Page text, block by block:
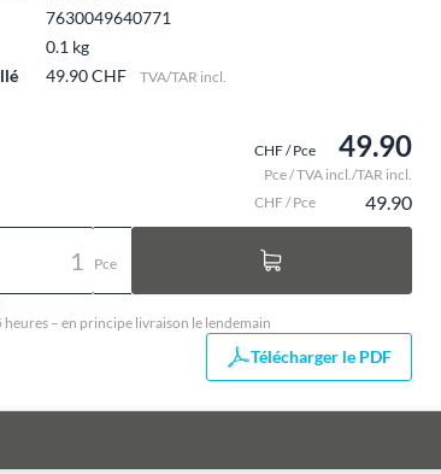
7630049640771
0.1 kg
49.90 CHF TVA/TAR incl.
CHF / Pce 49.90
Pce / TVA incl./TAR incl.
CHF / Pce 49.90
Pce
heures – en principe livraison le lendemain
Télécharger le PDF